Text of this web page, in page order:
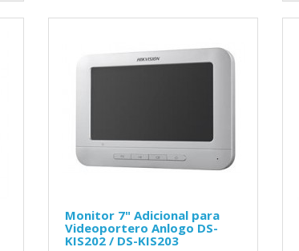
Monitor 7" Adicional para
Videoportero Anlogo DS-
KIS202 / DS-KIS203